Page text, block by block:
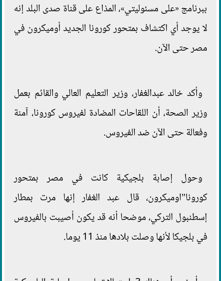
ببرنامج «على مسئوليتي»، المذاع على قناة صدى البلد إنه
لا يوجد أي اكتشاف بمتحور كورونا الجديد أوميكرون في
مصر حتى الآن.
وأكد خالد عبدالغفار، وزير التعليم العالي والقائم بعمل
وزير الصحة، أن اللقاحات المضادة لفيروس كورونا، آمنة
وفعالة حتى الآن ضد الفيروس.
وحول إصابة بلجيكية كانت في مصر بمتحور
كورونا"اوميكرون، قال عبد الغفار إنها مرت بمطار
إسطنبول التركي، موضحا أنه قد يكون أصيبت بالفيروس
في بلجيكا لأنها وصلت بلادها منذ 11 يوما.